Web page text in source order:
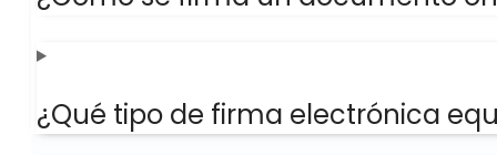
¿Qué tipo de firma electrónica